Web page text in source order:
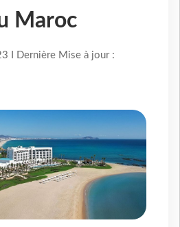
Maroc
I Dernière Mise à jour :